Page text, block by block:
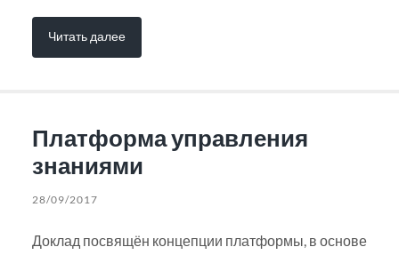
Читать далее
Платформа управления
знаниями
28/09/2017
Доклад посвящён концепции платформы, в основе